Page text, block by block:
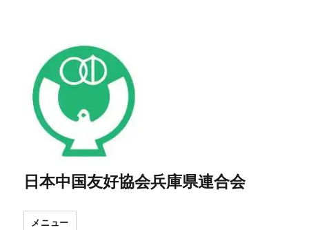
日本中国友好協会兵庫県連合会
メニュー